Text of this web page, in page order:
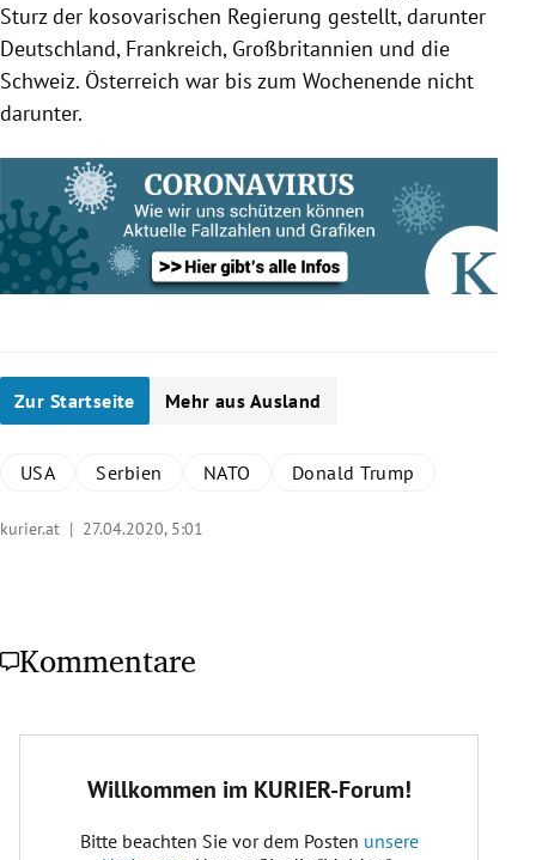
Sturz der kosovarischen Regierung gestellt, darunter
Deutschland, Frankreich, Großbritannien und die
Schweiz. Österreich war bis zum Wochenende nicht
darunter.
Zur Startseite Mehr aus Ausland
USA Serbien NATO Donald Trump
kurier.at | 27.04.2020, 5:01
Kommentare